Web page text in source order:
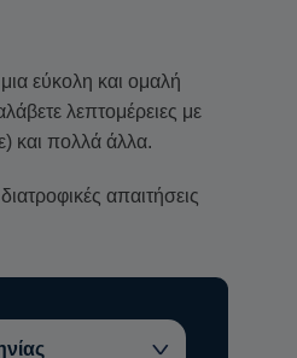
εύκολη και ομαλή
λεπτομέρειες με
και πολλά άλλα.
απαιτήσεις